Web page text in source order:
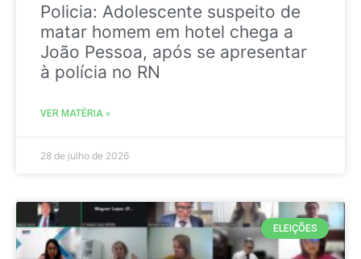
Policia: Adolescente suspeito de
matar homem em hotel chega a
João Pessoa, após se apresentar
à polícia no RN
VER MATÉRIA »
28 de julho de 2026
ELEIÇÕES